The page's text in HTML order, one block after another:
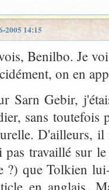
2005 14:15
Benilbo. Je
on en
Sarn Gebir,
sans toutefois
D'ailleurs, il
pas travaillé sur
?) que Tolkien
en anglais.